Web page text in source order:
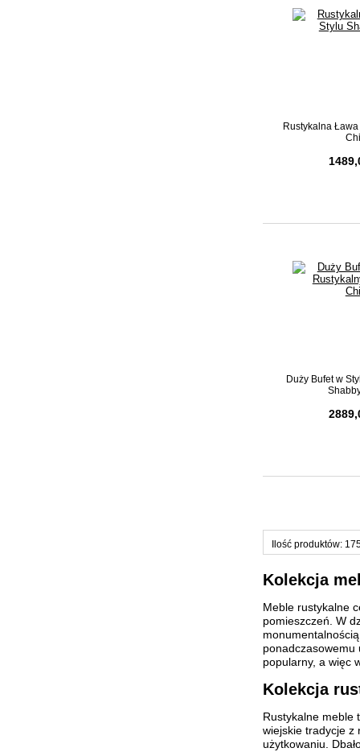
Rustykalna
Duży Bufet w
Ilość produktów:
Kolekcja
Meble rustykalne
pomieszczeń. W
ponadczasowemu
popularny, a więc
Kolekcja
Rustykalne meble
wiejskie tradycje z
użytkowaniu.